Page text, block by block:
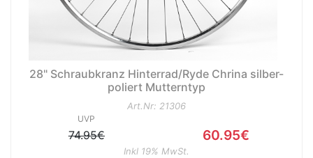
28" Schraubkranz Hinterrad/Ryde Chrina silber-
poliert Mutterntyp
Art.Nr: 21306
UVP
74.95€ 60.95€
Inkl 19% MwSt.